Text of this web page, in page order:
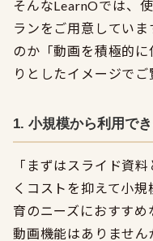
そんなLearnOでは、
ランをご用意していま
のか「動画を積極的に
りとしたイメージでご
1. 小規模から利用で
「まずはスライド資
くコストを抑えて小
育のニーズにおすすめ
動画機能はありませ